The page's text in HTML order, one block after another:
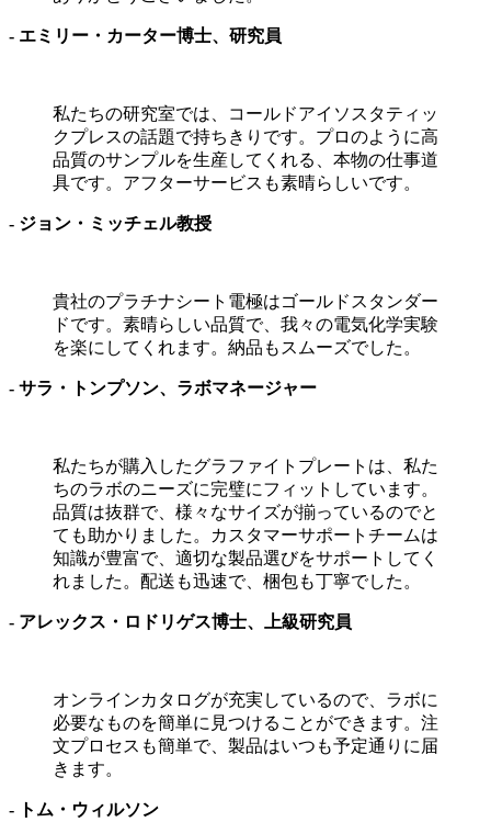
- エミリー・カーター博士、研究員
私たちの研究室では、コールドアイソスタティッ
クプレスの話題で持ちきりです。プロのように高
品質のサンプルを生産してくれる、本物の仕事道
具です。アフターサービスも素晴らしいです。
- ジョン・ミッチェル教授
貴社のプラチナシート電極はゴールドスタンダー
ドです。素晴らしい品質で、我々の電気化学実験
を楽にしてくれます。納品もスムーズでした。
- サラ・トンプソン、ラボマネージャー
私たちが購入したグラファイトプレートは、私た
ちのラボのニーズに完璧にフィットしています。
品質は抜群で、様々なサイズが揃っているのでと
ても助かりました。カスタマーサポートチームは
知識が豊富で、適切な製品選びをサポートしてく
れました。配送も迅速で、梱包も丁寧でした。
- アレックス・ロドリゲス博士、上級研究員
オンラインカタログが充実しているので、ラボに
必要なものを簡単に見つけることができます。注
文プロセスも簡単で、製品はいつも予定通りに届
きます。
- トム・ウィルソン